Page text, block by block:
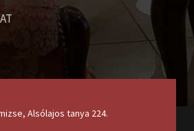
Alsólajos tanya 224.